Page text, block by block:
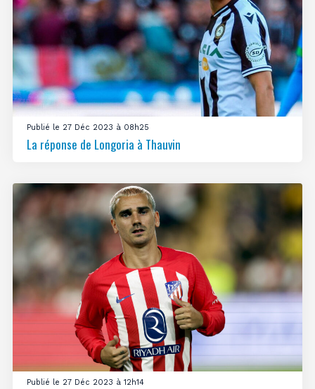
Publié le 27 Déc 2023 à 08h25
La réponse de Longoria à Thauvin
Publié le 27 Déc 2023 à 12h14